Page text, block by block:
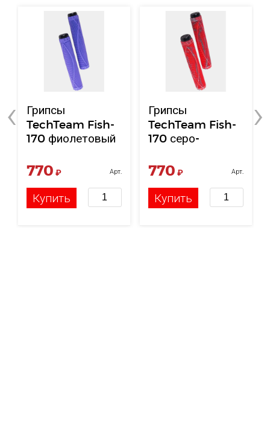
Грипсы
TechTeam Fish-
170 фиолетовый
770 ₽
Арт.
Купить
Грипсы
TechTeam Fish-
170 серо-
770 ₽
Арт.
Купить
‹ ›